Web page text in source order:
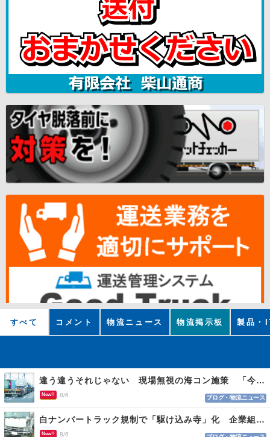
すべて コメント 物流ニュース 物流掲示板 製品・
違う違うそれじゃない 現場無視の海コン施策 「今でも平均２～３時間は待つ」
New!! 8/6 ブログ・物流ニュース
白ナンバートラック規制で「駆け込み寺」化 企業組合が入会基準を見直しへ
New!! 8/6